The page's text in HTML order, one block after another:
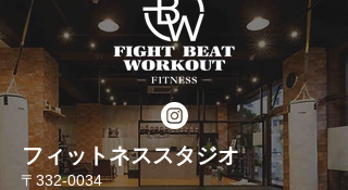
​フィットネススタジオ
​〒332-0034